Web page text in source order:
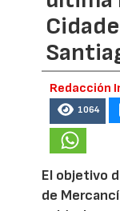
Redacción
1064
El objetivo
de